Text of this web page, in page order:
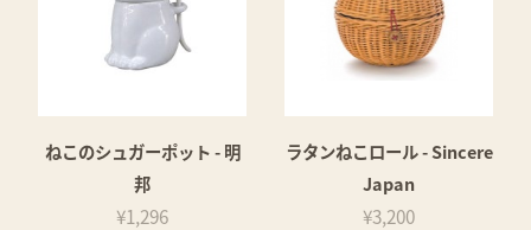
ねこのシュガーポット - 明
邦
¥1,296
ラタンねこロール - Sincere
Japan
¥3,200